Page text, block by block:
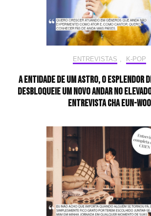
ENTREVISTAS K-POP
A entidade de um astro, o esplendor
desbloqueie um novo andar no
Entrevista CHA EUN-WOO